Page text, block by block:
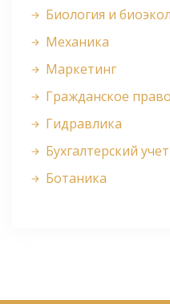
Биология и
Механика
Маркетинг
Гражданское право
Гидравлика
Бухгалтерский учет
Ботаника